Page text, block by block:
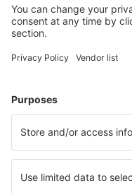
Cazarea
apartamente și
Cele mai căutate
Cazare în Danemarca -
Cazare în Romo-Molby